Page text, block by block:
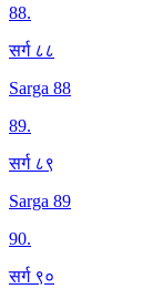
88.
सर्ग ८८
Sarga 88
89.
सर्ग ८९
Sarga 89
90.
सर्ग ९०